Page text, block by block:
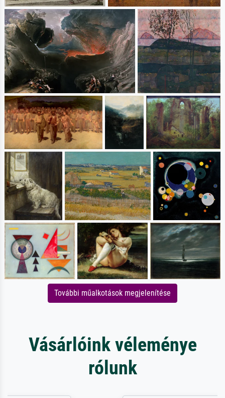
További műalkotások megjelenítése
Vásárlóink véleménye
rólunk